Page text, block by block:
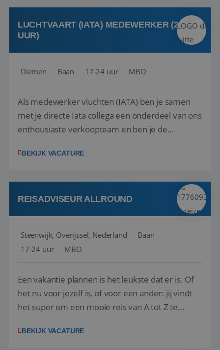
deze onderdelen zijn nu samen gevoegd...
LUCHTVAART (IATA) MEDEWERKER (24-32
UUR)
Diemen Baan 17-24 uur MBO
Als medewerker vluchten (IATA) ben je samen
met je directe Iata collega een onderdeel van ons
enthousiaste verkoopteam en ben je de
en tarieven waar je collega’s niet uitkomen.
kwaliteitsbewaking van alles wat met IATA te m...
BEKIJK VACATURE
REISADVISEUR ALLROUND
Steenwijk, Overijssel, Nederland
Baan
17-24 uur
MBO
Een vakantie plannen is het leukste dat er is. Of
het nu voor jezelf is, of voor een ander: jij vindt
het super om een mooie reis van A tot Z te
vakantiegangers de meest prachtige plekjes op
BEKIJK VACATURE